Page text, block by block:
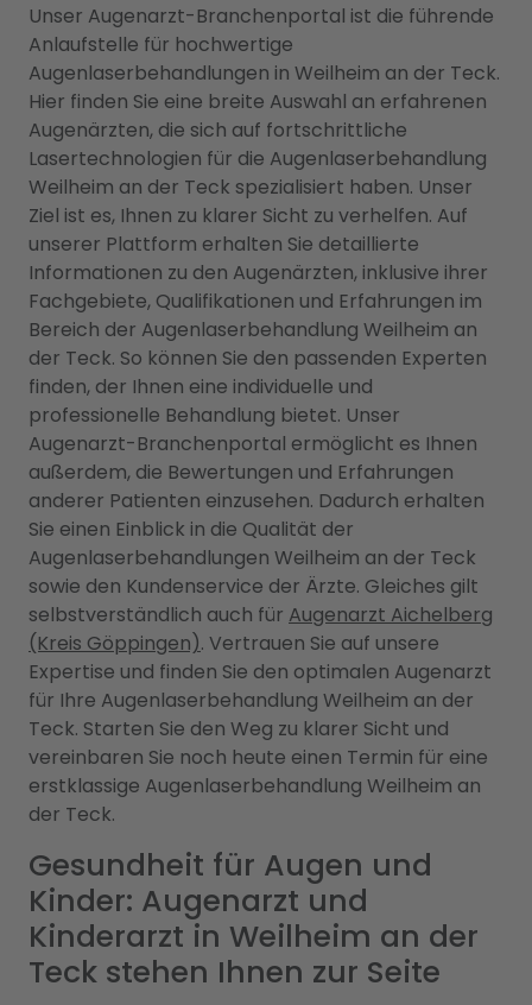
Unser Augenarzt-Branchenportal ist die führende
Anlaufstelle für hochwertige
Augenlaserbehandlungen in Weilheim an der Teck.
Hier finden Sie eine breite Auswahl an erfahrenen
Augenärzten, die sich auf fortschrittliche
Lasertechnologien für die Augenlaserbehandlung
Weilheim an der Teck spezialisiert haben. Unser
Ziel ist es, Ihnen zu klarer Sicht zu verhelfen. Auf
unserer Plattform erhalten Sie detaillierte
Informationen zu den Augenärzten, inklusive ihrer
Fachgebiete, Qualifikationen und Erfahrungen im
Bereich der Augenlaserbehandlung Weilheim an
der Teck. So können Sie den passenden Experten
finden, der Ihnen eine individuelle und
professionelle Behandlung bietet. Unser
Augenarzt-Branchenportal ermöglicht es Ihnen
außerdem, die Bewertungen und Erfahrungen
anderer Patienten einzusehen. Dadurch erhalten
Sie einen Einblick in die Qualität der
Augenlaserbehandlungen Weilheim an der Teck
sowie den Kundenservice der Ärzte. Gleiches gilt
selbstverständlich auch für Augenarzt Aichelberg
(Kreis Göppingen). Vertrauen Sie auf unsere
Expertise und finden Sie den optimalen Augenarzt
für Ihre Augenlaserbehandlung Weilheim an der
Teck. Starten Sie den Weg zu klarer Sicht und
vereinbaren Sie noch heute einen Termin für eine
erstklassige Augenlaserbehandlung Weilheim an
der Teck.
Gesundheit für Augen und
Kinder: Augenarzt und
Kinderarzt in Weilheim an der
Teck stehen Ihnen zur Seite